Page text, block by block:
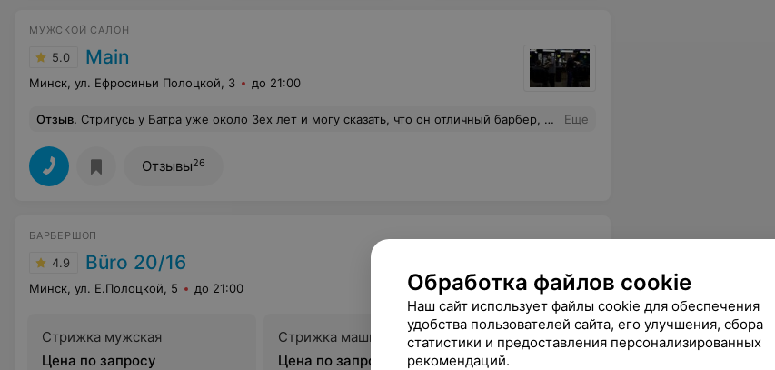
МУЖСКОЙ САЛОН
5.0 Main
Минск, ул. Ефросиньи Полоцкой, 3 до 21:00
Отзыв. Стригусь у Батра уже около 3ех лет и могу сказать, что он отличный барбер, стрижки на высшем уровне, всем советую!!! Еще
Отзывы26
БАРБЕРШОП
4.9 Büro 20/16
Минск, ул. Е.Полоцкой, 5 до 21:00
Cтрижка мужская
Цена по запросу
Стрижка машинкой(наголо)
Цена по запросу
Все цены
Обработка файлов cookie
Наш сайт использует файлы cookie для обеспечения
удобства пользователей сайта, его улучшения, сбора
статистики и предоставления персонализированных
рекомендаций.